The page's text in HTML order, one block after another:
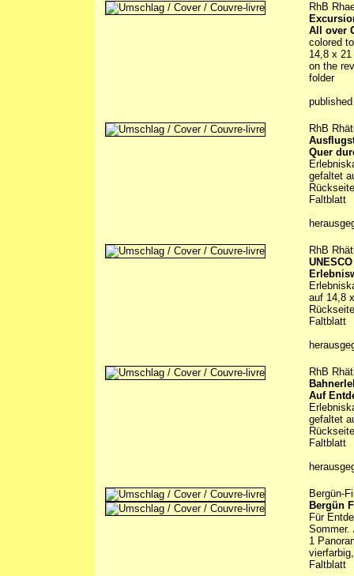
RhB
All over
colored
14,8 x
on the
folder
RhB
Quer
gefaltet
Faltblatt
RhB
auf 14,8
Faltblatt
RhB
Auf
gefaltet
Faltblatt
Bergün-
Bergün
Für
Sommer.
1
Faltblatt